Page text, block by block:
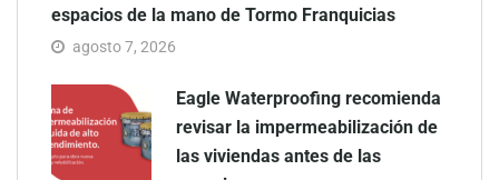
espacios de la mano de Tormo Franquicias
agosto 7, 2026
Eagle Waterproofing recomienda
revisar la impermeabilización de
las viviendas antes de las